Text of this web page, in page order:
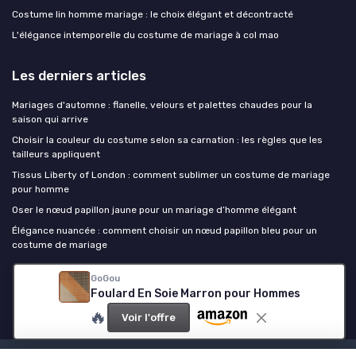
GoGou
Foulard En Soie Marron pour Hommes
🔥 Voir l'offre
Costume lin homme mariage : le choix élégant et décontracté
L'élégance intemporelle du costume de mariage à col mao
Les derniers articles
Mariages d'automne : flanelle, velours et palettes chaudes pour la
saison qui arrive
Choisir la couleur du costume selon sa carnation : les règles que les
tailleurs appliquent
Tissus Liberty of London : comment sublimer un costume de mariage
pour homme
Oser le nœud papillon jaune pour un mariage d’homme élégant
Élégance nuancée : comment choisir un nœud papillon bleu pour un
costume de mariage
Costume mariage homme